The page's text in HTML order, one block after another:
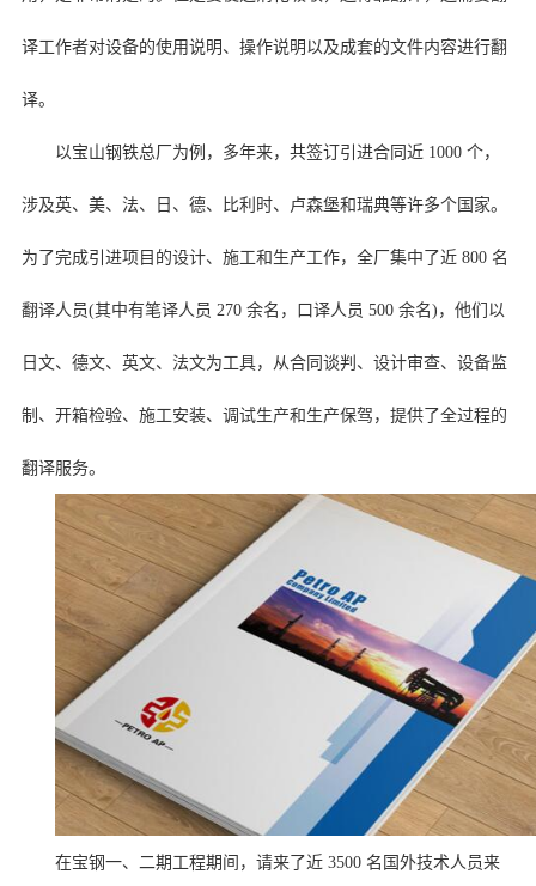
译工作者对设备的使用说明、操作说明以及成套的文件内容进行翻
译。
以宝山钢铁总厂为例，多年来，共签订引进合同近 1000 个，
涉及英、美、法、日、德、比利时、卢森堡和瑞典等许多个国家。
为了完成引进项目的设计、施工和生产工作，全厂集中了近 800 名
翻译人员(其中有笔译人员 270 余名，口译人员 500 余名)，他们以
日文、德文、英文、法文为工具，从合同谈判、设计审查、设备监
制、开箱检验、施工安装、调试生产和生产保驾，提供了全过程的
翻译服务。
在宝钢一、二期工程期间，请来了近 3500 名国外技术人员来